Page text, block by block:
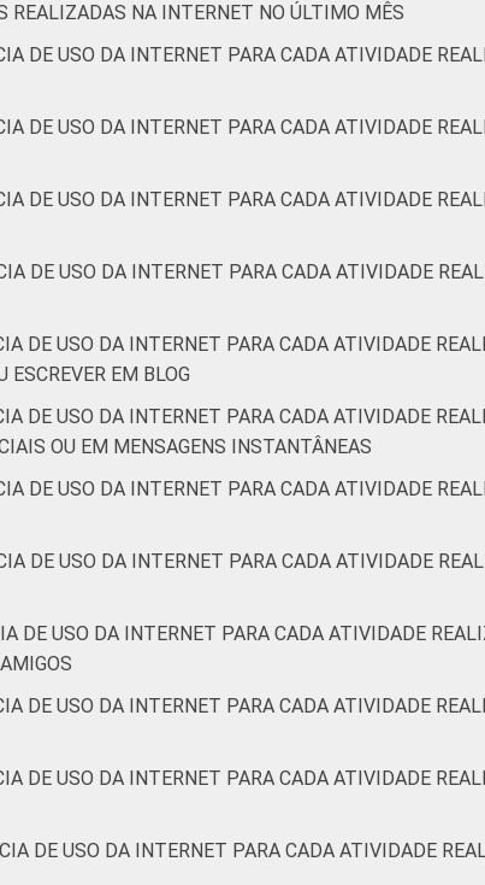
REALIZADAS NA INTERNET NO ÚLTIMO MÊS
DE USO DA INTERNET PARA CADA ATIVIDADE
DE USO DA INTERNET PARA CADA ATIVIDADE
DE USO DA INTERNET PARA CADA ATIVIDADE
DE USO DA INTERNET PARA CADA ATIVIDADE
DE USO DA INTERNET PARA CADA ATIVIDADE
EM BLOG
DE USO DA INTERNET PARA CADA ATIVIDADE
OU EM MENSAGENS INSTANTÂNEAS
DE USO DA INTERNET PARA CADA ATIVIDADE
DE USO DA INTERNET PARA CADA ATIVIDADE
DE USO DA INTERNET PARA CADA ATIVIDADE
DE USO DA INTERNET PARA CADA ATIVIDADE
DE USO DA INTERNET PARA CADA ATIVIDADE
DE USO DA INTERNET PARA CADA ATIVIDADE